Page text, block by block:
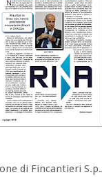
di Fincantieri